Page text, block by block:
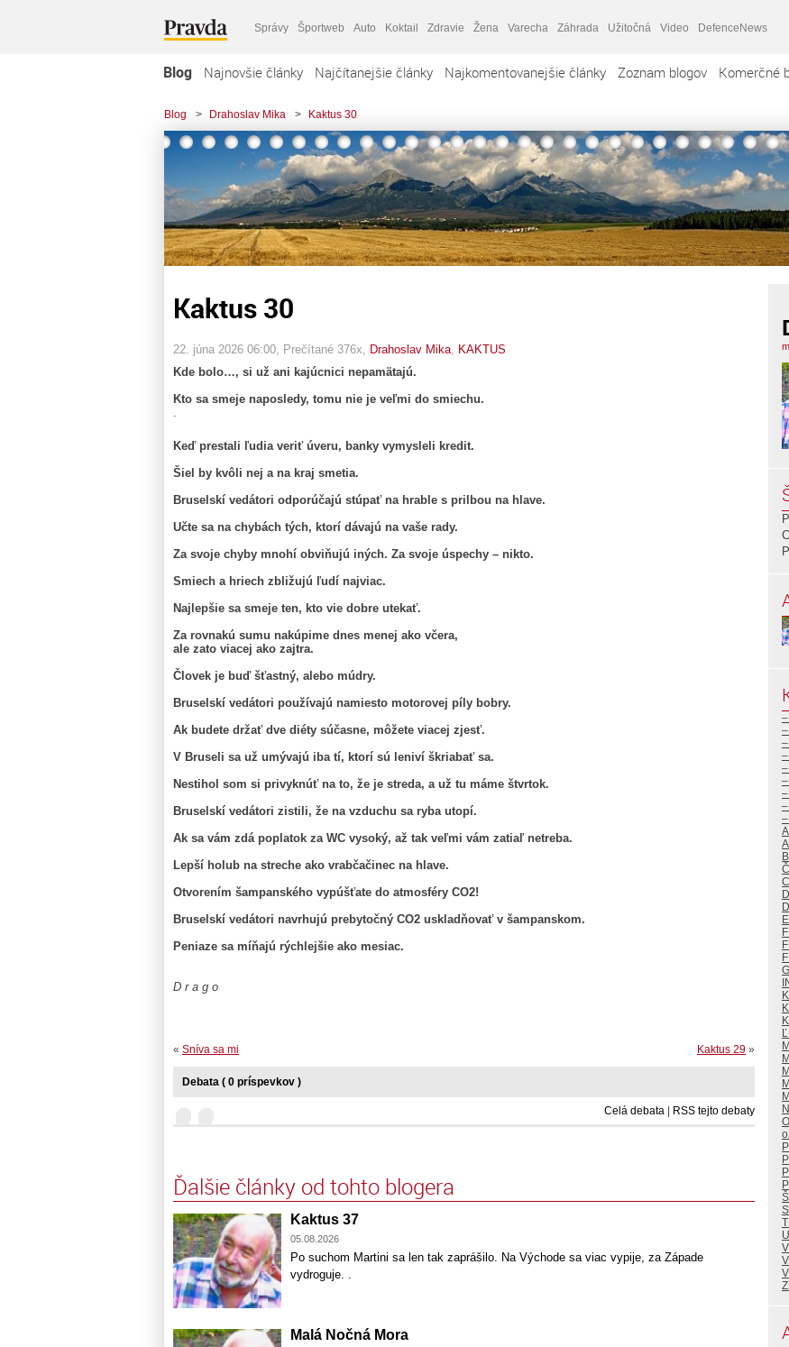
Správy Športweb Auto Koktail Zdravie Žena Varecha Záhrada Užitočná Video DefenceNews
Blog Najnovšie články Najčítanejšie články Najkomentovanejšie články Zoznam blogov Komerčné
Blog > Drahoslav Mika > Kaktus 30
Kaktus 30
22. júna 2026 06:00 , Prečítané 376x, Drahoslav Mika KAKTUS
Kde bolo…, si už ani kajúcnici nepamätajú.
Kto sa smeje naposledy, tomu nie je veľmi do smiechu.
Keď prestali ľudia veriť úveru, banky vymysleli kredit.
Šiel by kvôli nej a na kraj smetia.
Bruselskí vedátori odporúčajú stúpať na hrable s prilbou na hlave.
Učte sa na chybách tých, ktorí dávajú na vaše rady.
Za svoje chyby mnohí obviňujú iných. Za svoje úspechy – nikto.
Smiech a hriech zbližujú ľudí najviac.
Najlepšie sa smeje ten, kto vie dobre utekať.
Za rovnakú sumu nakúpime dnes menej ako včera,
ale zato viacej ako zajtra.
Človek je buď šťastný, alebo múdry.
Bruselskí vedátori používajú namiesto motorovej píly bobry.
Ak budete držať dve diéty súčasne, môžete viacej zjesť.
V Bruseli sa už umývajú iba tí, ktorí sú leniví škriabať sa.
Nestihol som si privyknúť na to, že je streda, a už tu máme štvrtok.
Bruselskí vedátori zistili, že na vzduchu sa ryba utopí.
Ak sa vám zdá poplatok za WC vysoký, až tak veľmi vám zatiaľ netreba.
Lepší holub na streche ako vrabčačinec na hlave.
Otvorením šampanského vypúšťate do atmosféry CO2!
Bruselskí vedátori navrhujú prebytočný CO2 uskladňovať v šampanskom.
Peniaze sa míňajú rýchlejšie ako mesiac.
D r a g o
Kaktus 29 »
« Sníva sa mi
Debata ( 0 príspevkov )
Celá debata | RSS tejto debaty
Ďalšie články od tohto blogera
Kaktus 37
05.08.2026
Po suchom Martini sa len tak zaprášilo. Na Východe sa viac vypije, za Západe
vydroguje. .
Malá Nočná Mora